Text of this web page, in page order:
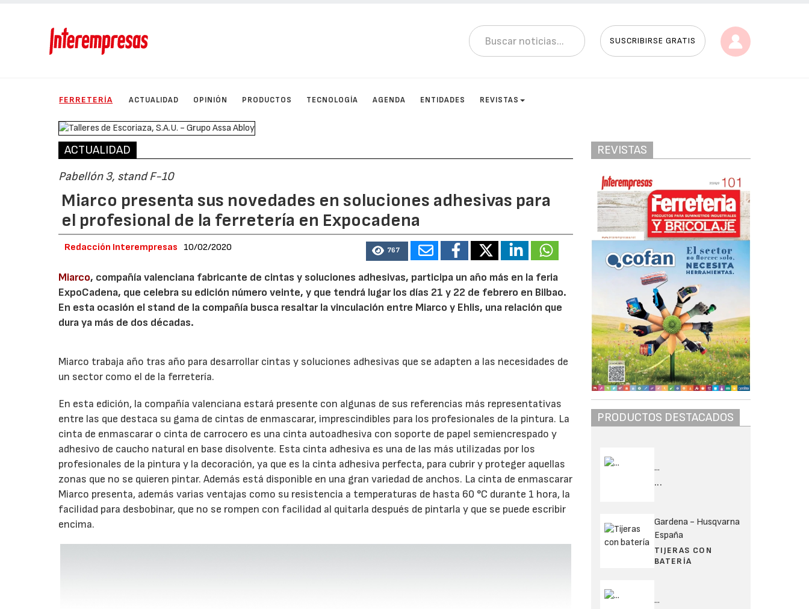
SUSCRIBIRSE GRATIS
FERRETERÍA ACTUALIDAD OPINIÓN PRODUCTOS TECNOLOGÍA AGENDA ENTIDADES REVISTAS
ACTUALIDAD
Pabellón 3, stand F-10
Miarco presenta sus novedades en soluciones adhesivas para
el profesional de la ferretería en Expocadena
Redacción Interempresas 10/02/2020 767
Miarco, compañía valenciana fabricante de cintas y soluciones adhesivas, participa un año más en la feria
ExpoCadena, que celebra su edición número veinte, y que tendrá lugar los días 21 y 22 de febrero en Bilbao.
En esta ocasión el stand de la compañía busca resaltar la vinculación entre Miarco y Ehlis, una relación que
dura ya más de dos décadas.
Miarco trabaja año tras año para desarrollar cintas y soluciones adhesivas que se adapten a las necesidades de
un sector como el de la ferretería.
En esta edición, la compañía valenciana estará presente con algunas de sus referencias más representativas
entre las que destaca su gama de cintas de enmascarar, imprescindibles para los profesionales de la pintura. La
cinta de enmascarar o cinta de carrocero es una cinta autoadhesiva con soporte de papel semiencrespado y
adhesivo de caucho natural en base disolvente. Esta cinta adhesiva es una de las más utilizadas por los
profesionales de la pintura y la decoración, ya que es la cinta adhesiva perfecta, para cubrir y proteger aquellas
zonas que no se quieren pintar. Además está disponible en una gran variedad de anchos. La cinta de enmascarar
Miarco presenta, además varias ventajas como su resistencia a temperaturas de hasta 60 °C durante 1 hora, la
facilidad para desbobinar, que no se rompen con facilidad al quitarla después de pintarla y que se puede escribir
encima.
REVISTAS
PRODUCTOS DESTACADOS
...
...
Gardena - Husqvarna
España
TIJERAS CON
BATERÍA
...